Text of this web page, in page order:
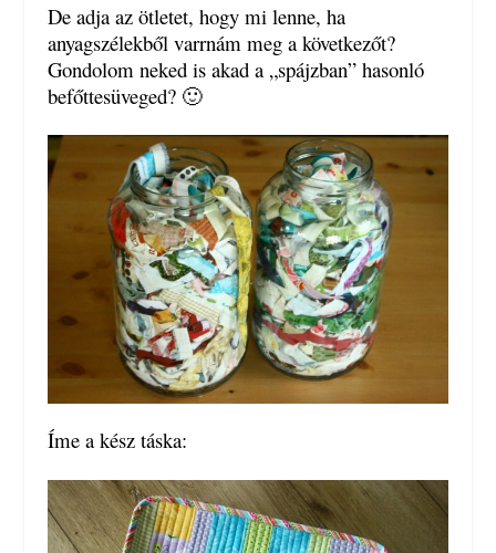
De adja az ötletet, hogy mi lenne, ha
anyagszélekből varrnám meg a következőt?
Gondolom neked is akad a „spájzban” hasonló
befőttesüveged? 🙂
Íme a kész táska: